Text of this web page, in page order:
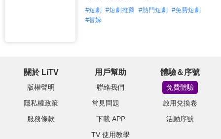
#短劇 #短劇推薦 #熱門短劇 #免費短劇
#替嫁
關於 LiTV
版權聲明
隱私權政策
服務條款
用戶幫助
聯絡我們
常見問題
下載 APP
TV 使用教學
體驗＆序號
免費體驗
啟用兌換卷
活動序號